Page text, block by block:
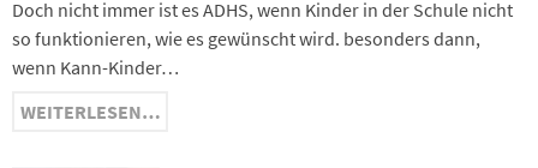
Doch nicht immer ist es ADHS, wenn Kinder in der Schule nicht
so funktionieren, wie es gewünscht wird. besonders dann,
wenn Kann-Kinder…
WEITERLESEN…